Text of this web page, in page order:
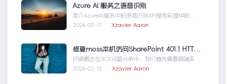
Azure AI 服务之语音识别
简介AzureAI服务中的语音识别API是微软提供的一
项先进技术，旨在帮助开发者轻松实现语...AzureAI
2026-02-17 · Xzavier Aaron
修复moss本机访问SharePoint 401.1 HTTP错误
环境概述在本次问题分析中，我们首先需要明确系统
的运行环境。了解环境配置不仅能帮助我们定位问
2026-02-15 · Xzavier Aaron